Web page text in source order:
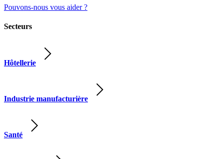
Pouvons-nous vous aider ?
Secteurs
Hôtellerie
Industrie manufacturière
Santé